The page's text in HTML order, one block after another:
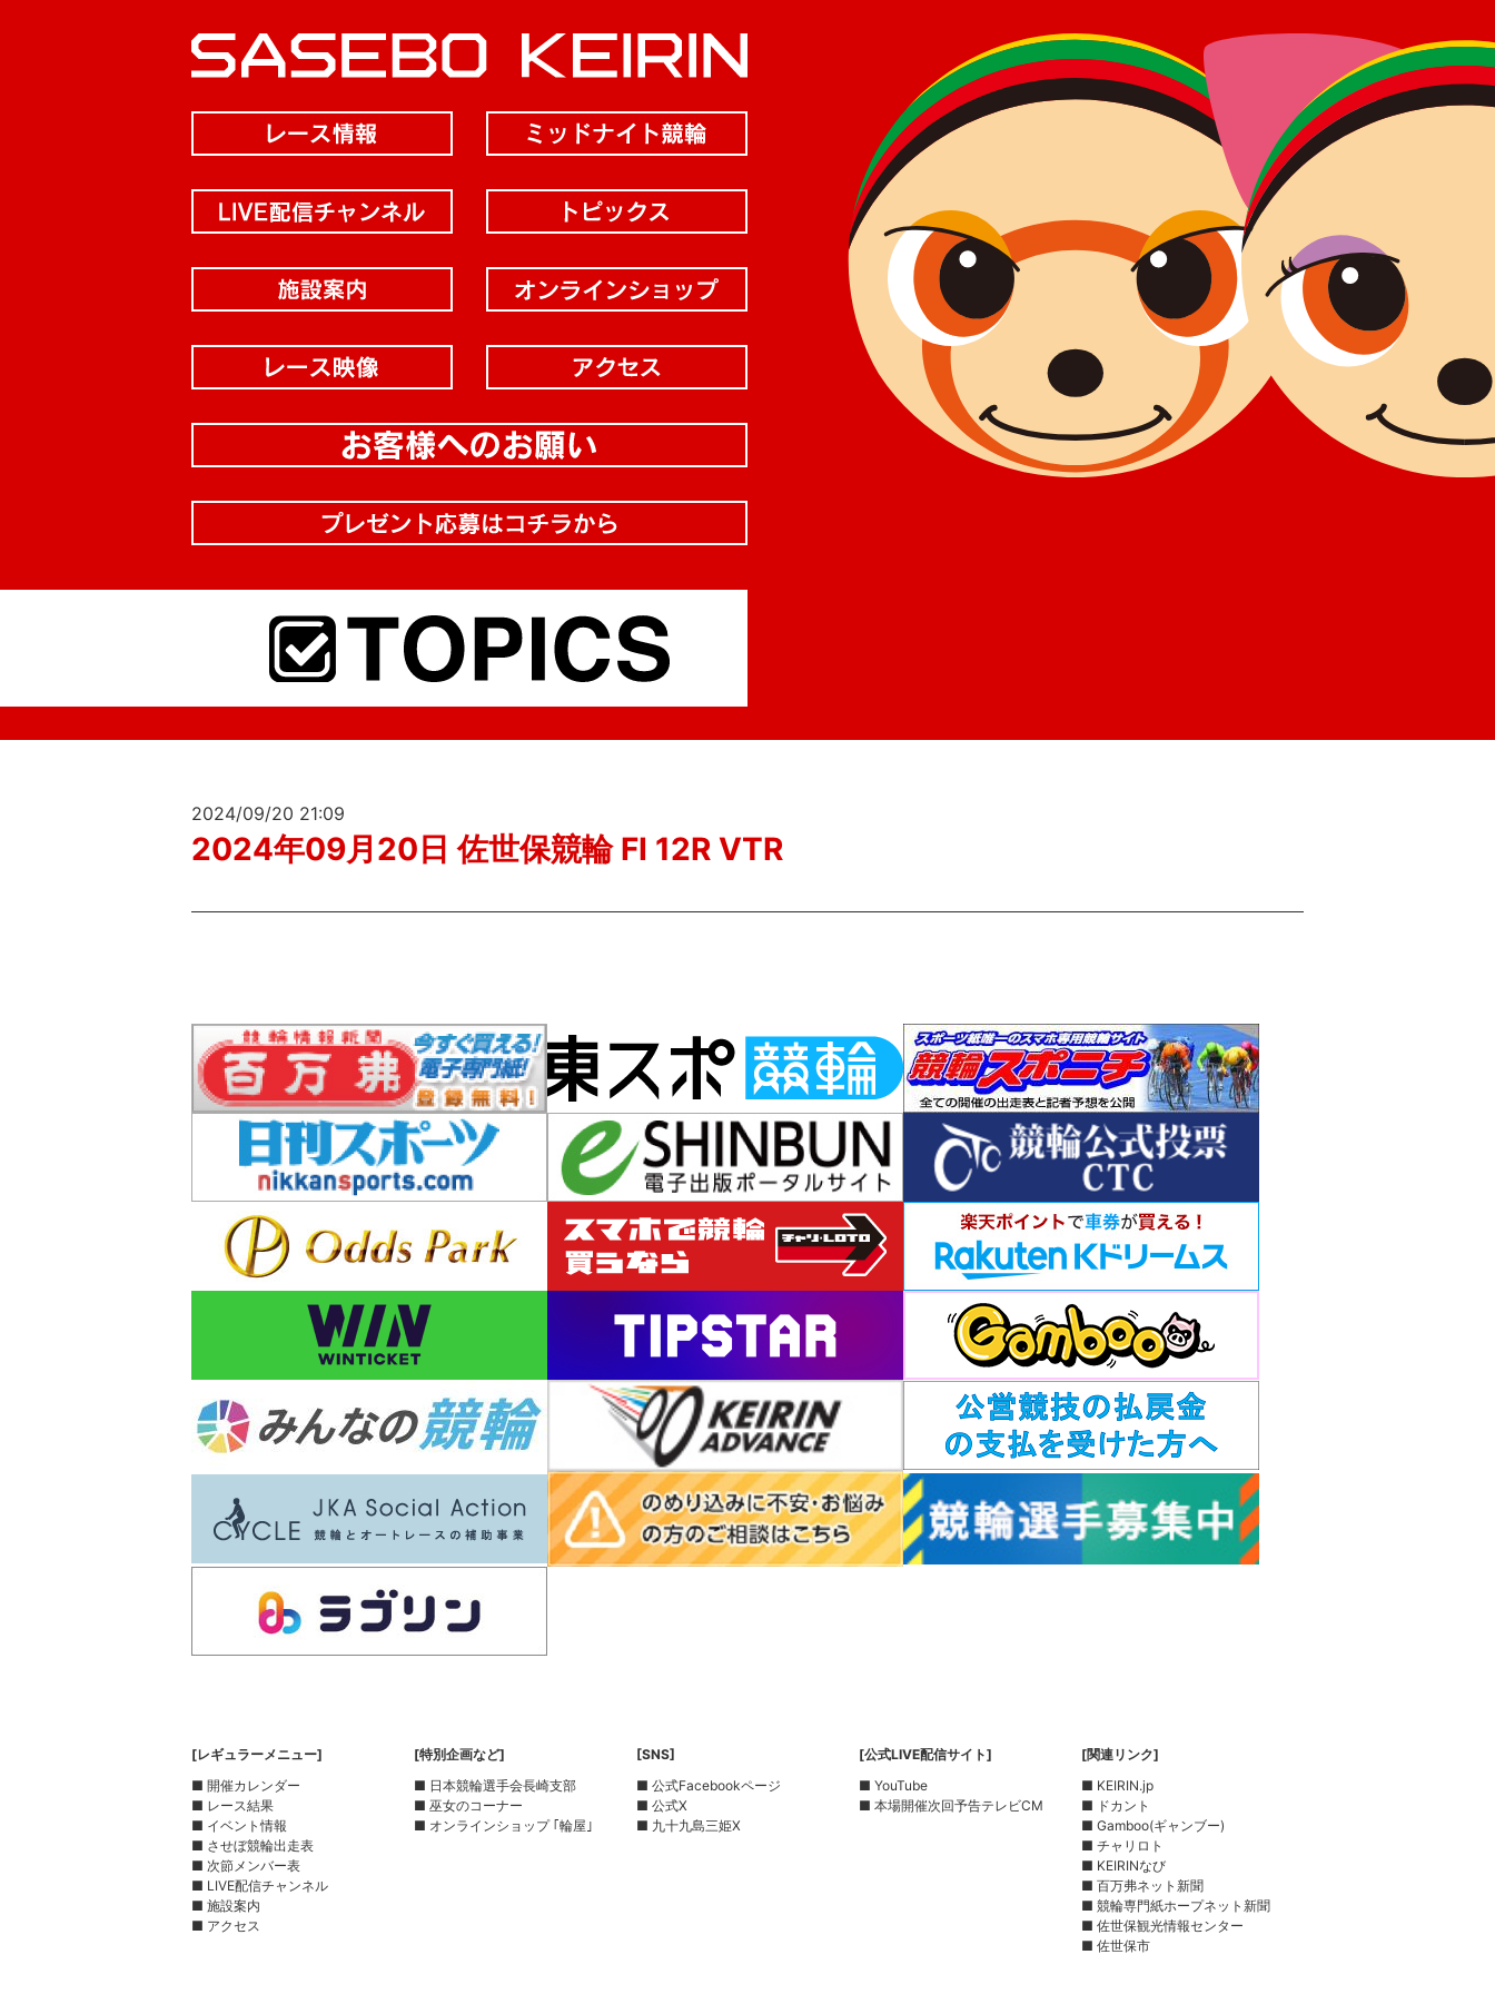
2024/09/20 21:09
2024年09月20日 佐世保競輪 FI 12R VTR
[レギュラーメニュー]
■ 開催カレンダー
■ レース結果
■ イベント情報
■ させぼ競輪出走表
■ 次節メンバー表
■ LIVE配信チャンネル
■ 施設案内
■ アクセス
[特別企画など]
■ 日本競輪選手会長崎支部
■ 巫女のコーナー
■ オンラインショップ ｢輪屋｣
[SNS]
■ 公式Facebookページ
■ 公式X
■ 九十九島三姫X
[公式LIVE配信サイト]
■ YouTube
■ 本場開催次回予告テレビCM
[関連リンク]
■ KEIRIN.jp
■ ドカント
■ Gamboo(ギャンブー)
■ チャリロト
■ KEIRINなび
■ 百万弗ネット新聞
■ 競輪専門紙ホープネット新聞
■ 佐世保観光情報センター
■ 佐世保市